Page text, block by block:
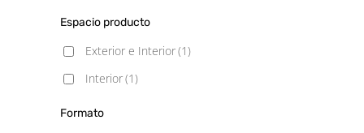
Espacio producto
Exterior e Interior(1)
Interior(1)
Formato